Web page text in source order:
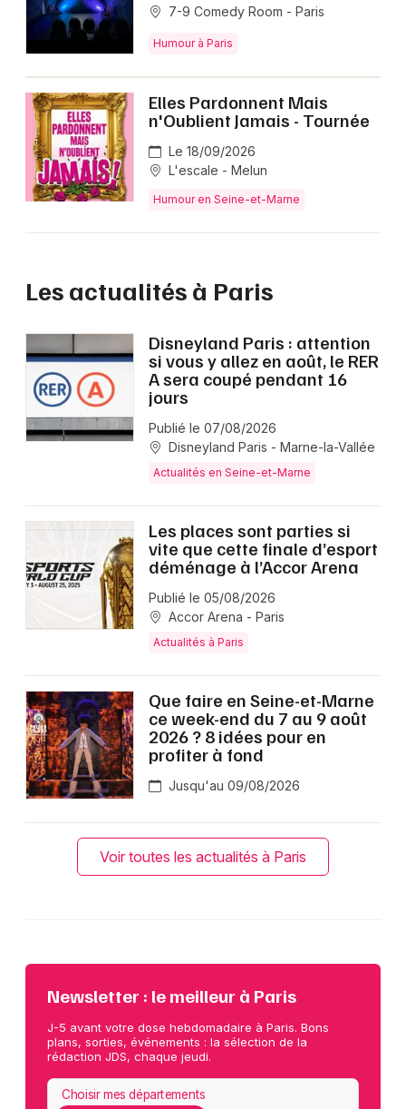
7-9 Comedy Room - Paris
Humour à Paris
Elles Pardonnent Mais
n'Oublient Jamais - Tournée
Le 18/09/2026
L'escale - Melun
Humour en Seine-et-Marne
Les actualités à Paris
Disneyland Paris : attention
si vous y allez en août, le RER
A sera coupé pendant 16
jours
Publié le 07/08/2026
Disneyland Paris - Marne-la-Vallée
Actualités en Seine-et-Marne
Les places sont parties si
vite que cette finale d’esport
déménage à l’Accor Arena
Publié le 05/08/2026
Accor Arena - Paris
Actualités à Paris
Que faire en Seine-et-Marne
ce week-end du 7 au 9 août
2026 ? 8 idées pour en
profiter à fond
Jusqu'au 09/08/2026
Voir toutes les actualités à Paris
Newsletter : le meilleur à Paris
J-5 avant votre dose hebdomadaire à Paris. Bons
plans, sorties, événements : la sélection de la
rédaction JDS, chaque jeudi.
Choisir mes départements